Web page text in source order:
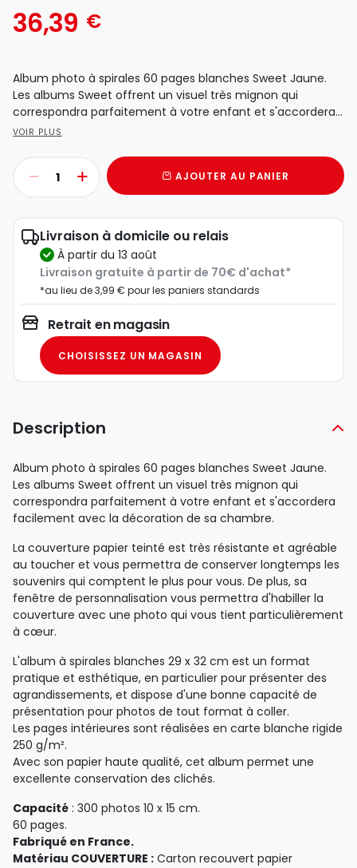
36,39 €
Album photo à spirales 60 pages blanches Sweet Jaune.
Les albums Sweet offrent un visuel très mignon qui
correspondra parfaitement à votre enfant et s'accordera...
VOIR PLUS
AJOUTER AU PANIER
Livraison à domicile ou relais
à partir du 13 août
Livraison gratuite à partir de 70€ d'achat*
*au lieu de 3,99 € pour les paniers standards
Retrait en magasin
CHOISISSEZ UN MAGASIN
Description
Album photo à spirales 60 pages blanches Sweet Jaune.
Les albums Sweet offrent un visuel très mignon qui
correspondra parfaitement à votre enfant et s'accordera
facilement avec la décoration de sa chambre.
La couverture papier teinté est très résistante et agréable
au toucher et vous permettra de conserver longtemps les
souvenirs qui comptent le plus pour vous. De plus, sa
fenêtre de personnalisation vous permettra d'habiller la
couverture avec une photo qui vous tient particulièrement
à cœur.
L'album à spirales blanches 29 x 32 cm est un format
pratique et esthétique, en particulier pour présenter des
agrandissements, et dispose d'une bonne capacité de
présentation pour photos de tout format à coller.
Les pages intérieures sont réalisées en carte blanche rigide
250 g/m².
Avec son papier haute qualité, cet album permet une
excellente conservation des clichés.
Capacité : 300 photos 10 x 15 cm.
60 pages.
Fabriqué en France.
Matériau COUVERTURE : Carton recouvert papier